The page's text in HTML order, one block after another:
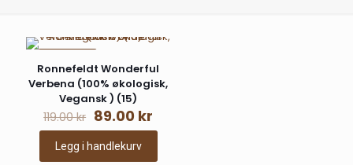
Ronnefeldt Wonderful
Verbena (100% økologisk,
Vegansk ) (15)
119.00kr Opprinnelig
pris
var:
119.00 kr.
89.00 kr
pris
89.00 kr.
Legg i handlekurv